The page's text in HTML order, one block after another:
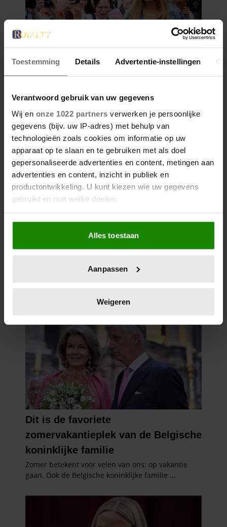
Toestemming Details Advertentie-instellingen
Verantwoord gebruik van uw gegevens
Wij en onze 1022 partners verwerken je persoonlijke
gegevens (bijv. uw IP-adres) met behulp van
technologieën zoals cookies om informatie op uw
apparaat op te slaan en te gebruiken met als doel
gepersonaliseerde advertenties en content, metingen aan
advertenties en content, inzicht in publiek en
productontwikkeling. U kunt kiezen wie uw gegevens
gebruikt en met welke doelen.
Als u het toestaat, willen we ook graag:
Informatie verzamelen over uw geografische
locatie, die tot een paar meter nauwkeurig kan zijn
scannen op specifieke eigenschappen (fingerprinting)
verwerkt en stel uw voorkeuren in het
intrekken in de Cookieverklaring.
We gebruiken cookies om content en advertenties te
personaliseren, om functies voor social media te bieden
en om ons websiteverkeer te analyseren. Ook delen we
informatie over uw gebruik van onze site met onze
partners voor social media, adverteren en analyse. Deze
partners kunnen deze gegevens combineren met andere
informatie die u aan ze heeft verstrekt of die ze hebben
verzameld op basis van uw gebruik van hun services. U
gaat akkoord met onze cookies als u onze website blijft
Alles toestaan
Aanpassen
Weigeren